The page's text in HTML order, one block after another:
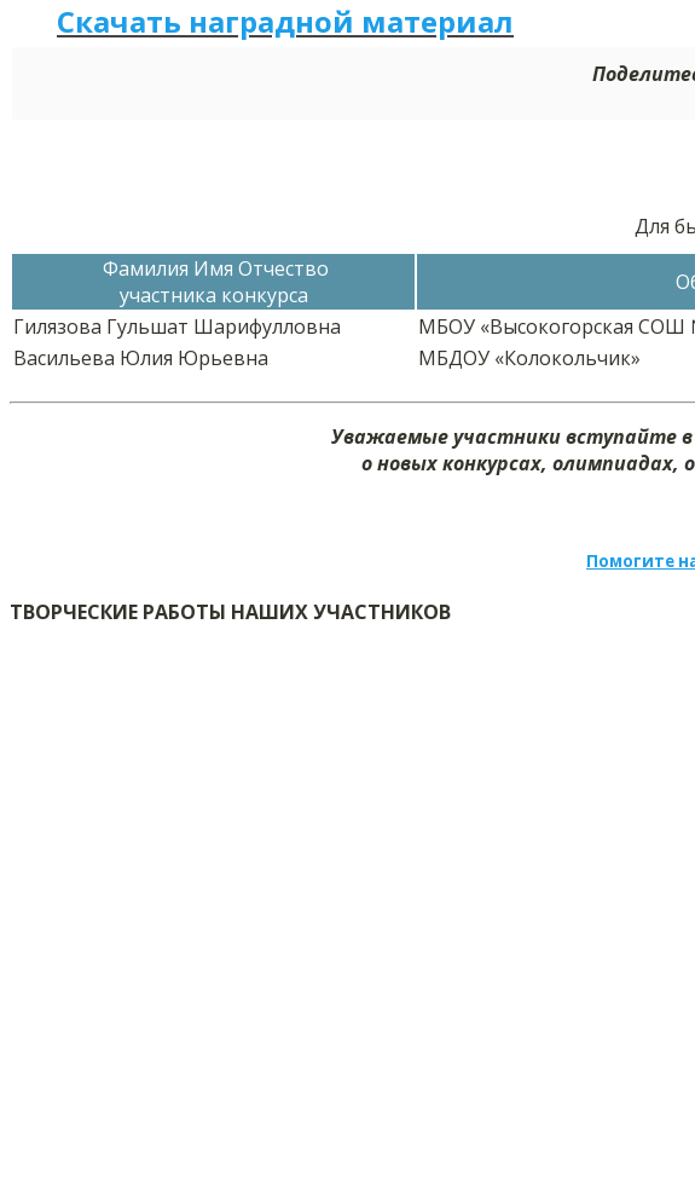
Скачать наградной материал
Для
Фамилия Имя Отчество
участника конкурса
Гилязова Гульшат Шарифулловна
МБОУ «Высокогорская СОШ
Васильева Юлия Юрьевна
МБДОУ «Колокольчик»
Уважаемые участники вступайте
о новых конкурсах, олимпиадах,
Помогите
ТВОРЧЕСКИЕ РАБОТЫ НАШИХ УЧАСТНИКОВ